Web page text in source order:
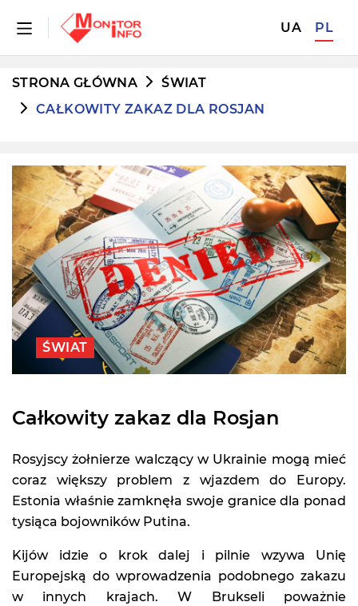
UA PL
STRONA GŁÓWNA
ŚWIAT
CAŁKOWITY ZAKAZ DLA ROSJAN
ŚWIAT
Całkowity zakaz dla Rosjan
Rosyjscy żołnierze walczący w Ukrainie mogą mieć
coraz większy problem z wjazdem do Europy.
Estonia właśnie zamknęła swoje granice dla ponad
tysiąca bojowników Putina.
Kijów idzie o krok dalej i pilnie wzywa Unię
Europejską do wprowadzenia podobnego zakazu
w innych krajach. W Brukseli poważnie